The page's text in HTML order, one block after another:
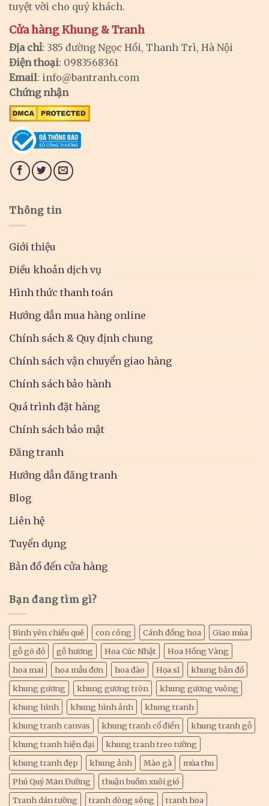
tuyệt vời cho quý khách.
Cửa hàng Khung & Tranh
Địa chỉ: 385 đường Ngọc Hồi, Thanh Trì, Hà Nội
Điện thoại: 0983568361
Email: info@bantranh.com
Chứng nhận
Thông tin
Giới thiệu
Điều khoản dịch vụ
Hình thức thanh toán
Hướng dẫn mua hàng online
Chính sách & Quy định chung
Chính sách vận chuyển giao hàng
Chính sách bảo hành
Quá trình đặt hàng
Chính sách bảo mật
Đăng tranh
Hướng dẫn đăng tranh
Blog
Liên hệ
Tuyển dụng
Bản đồ đến cửa hàng
Bạn đang tìm gì?
Bình yên chiều quê con công Cánh đồng hoa
Giao mùa
gỗ gõ đỏ
gỗ hương Hoa Cúc Nhật
Hoa Hồng Vàng
hoa mai
hoa mẫu đơn hoa đào Họa sĩ
khung bản đồ
khung gương
khung gương tròn
khung gương vuông
khung hình
khung hình ảnh
khung tranh
khung tranh canvas
khung tranh cổ điển
khung tranh gỗ
khung tranh hiện đại
khung tranh treo tường
khung tranh đẹp
khung ảnh Mào gà
mùa thu
Phú Quý Mãn Đường
thuận buồm xuôi gió
Tranh dán tường
tranh dòng sông
tranh hoa